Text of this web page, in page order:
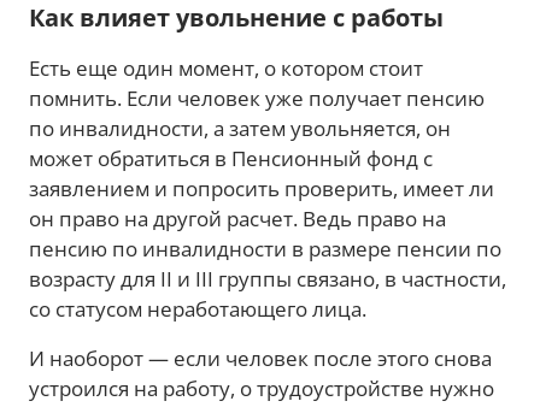
Как влияет увольнение с работы
Есть еще один момент, о котором стоит
помнить. Если человек уже получает пенсию
по инвалидности, а затем увольняется, он
может обратиться в Пенсионный фонд с
заявлением и попросить проверить, имеет ли
он право на другой расчет. Ведь право на
пенсию по инвалидности в размере пенсии по
возрасту для II и III группы связано, в частности,
со статусом неработающего лица.
И наоборот — если человек после этого снова
устроился на работу, о трудоустройстве нужно